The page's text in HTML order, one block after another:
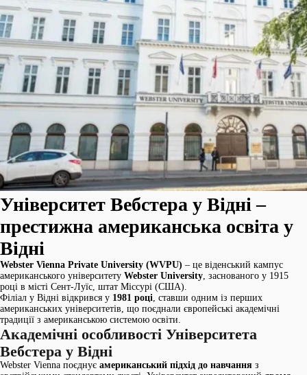
Університет Вебстера у Відні –
престижна американська освіта у
Відні
Webster Vienna Private University (WVPU) – це віденський кампус
американського університету Webster University, заснованого у 1915
році в місті Сент-Луїс, штат Міссурі (США).
Філіал у Відні відкрився у 1981 році, ставши одним із перших
американських університетів, що поєднали європейські академічні
традиції з американською системою освіти.
Академічні особливості Університета
Вебстера у Відні
Webster Vienna поєднує американський підхід до навчання з